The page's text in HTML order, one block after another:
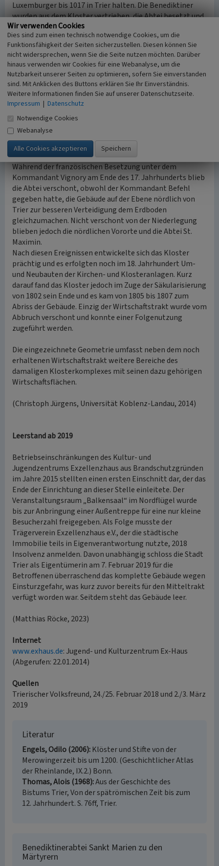
Luxemburger bis 1017 in Trier halten. Die Benediktiner
wurden aus dem Kloster vertrieben, die Abtei besetzt und
Kanoniker angesiedelt, die als Gemeinschaft von
Weltpriestern einen Gegenpart zum benediktinischen
Mönchstum einnahmen. Als die Moselfehde beigelegt war,
konnten die Benediktiner wieder in ihre Abtei
zurückkehren.
Ein weiteres korrelierendes Ereignis zu den anderen
Trierer Klöstern ist im Jahr 1552 die erfolglose
Belagerung der Stadt Trier durch Albrecht von
Brandenburg, in deren Folge das ungeschützte Kloster
zerstört wurde. Weitere Verwüstungen nach dem
abermaligen Aufbau ereigneten sich im Dreißigjährigen
Krieg.
Während der französischen Besetzung unter dem
Kommandant Vignory am Ende des 17. Jahrhunderts blieb
die Abtei verschont, obwohl der Kommandant Befehl
gegeben hatte, die Gebäude auf der Ebene nördlich von
Trier zur besseren Verteidigung dem Erdboden
gleichzumachen. Nicht verschont von der Niederlegung
blieben jedoch die nördlichen Vororte und die Abtei St.
Maximin.
Nach diesen Ereignissen entwickelte sich das Kloster
prächtig und es erfolgten noch im 18. Jahrhundert Um-
und Neubauten der Kirchen- und Klosteranlagen. Kurz
darauf fand das Kloster jedoch im Zuge der Säkularisierung
von 1802 sein Ende und es kam von 1805 bis 1807 zum
Abriss der Gebäude. Einzig der Wirtschaftstrakt wurde vom
Abbruch verschont und konnte einer Folgenutzung
zugeführt werden.
Die eingezeichnete Geometrie umfasst neben dem noch
erhaltenen Wirtschaftstrakt weitere Bereiche des
damaligen Klosterkomplexes mit seinen dazu gehörigen
Wirtschaftsflächen.
(Christoph Jürgens, Universität Koblenz-Landau, 2014)
Leerstand ab 2019
Betriebseinschränkungen des Kultur- und
Jugendzentrums Exzellenzhaus aus Brandschutzgründen
im Jahre 2015 stellten einen ersten Einschnitt dar, der das
Ende der Einrichtung an dieser Stelle einleitete. Der
Veranstaltungsraum „Balkensaal“ im Nordflügel wurde
bis zur Anbringung einer Außentreppe für eine nur kleine
Besucherzahl freigegeben. Als Folge musste der
Trägerverein Exzellenzhaus e.V., der die städtische
Immobilie teils in Eigenverantwortung nutzte, 2018
Insolvenz anmelden. Davon unabhängig schloss die Stadt
Trier als Eigentümerin am 7. Februar 2019 für die
Betroffenen überraschend das komplette Gebäude wegen
Einsturzgefahr, was kurz zuvor bereits für den Mitteltrakt
verfügt worden war. Seitdem steht das Gebäude leer.
(Matthias Röcke, 2023)
Internet
www.exhaus.de: Jugend- und Kulturzentrum Ex-Haus
(Abgerufen: 22.01.2014)
Quellen
Trierischer Volksfreund, 24./25. Februar 2018 und 2./3. März
2019
Literatur
Engels, Odilo (2006) Klöster und Stifte von der
Merowingerzeit bis um 1200. (Geschichtlicher Atlas
der Rheinlande, IX.2.) Bonn.
Thomas, Alois (1968) Aus der Geschichte des
Bistums Trier, Von der spätrömischen Zeit bis zum
12. Jahrhundert. S. 76ff, Trier.
Benediktinerabtei Sankt Marien zu den
Märtyrern
Wir verwenden Cookies
Dies sind zum einen technisch notwendige Cookies, um die
Funktionsfähigkeit der Seiten sicherzustellen. Diesen können Sie
nicht widersprechen, wenn Sie die Seite nutzen möchten. Darüber
hinaus verwenden wir Cookies für eine Webanalyse, um die
Nutzbarkeit unserer Seiten zu optimieren, sofern Sie einverstanden
sind. Mit Anklicken des Buttons erklären Sie Ihr Einverständnis.
Weitere Informationen finden Sie auf unserer Datenschutzseite.
Impressum | Datenschutz
Notwendige Cookies
Webanalyse